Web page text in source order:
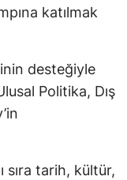
katılmak
desteğiyle
Politika, Dış
sıra tarih, kültür,